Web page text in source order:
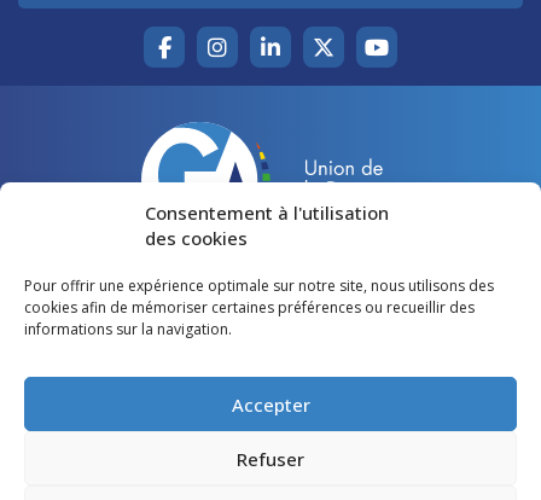
Consentement à l'utilisation
des cookies
Pour offrir une expérience optimale sur notre site, nous utilisons des
cookies afin de mémoriser certaines préférences ou recueillir des
informations sur la navigation.
Accepter
Refuser
Accueil
Votre canton
Lire et voir
Agir pour la Gironde
Restons en contact